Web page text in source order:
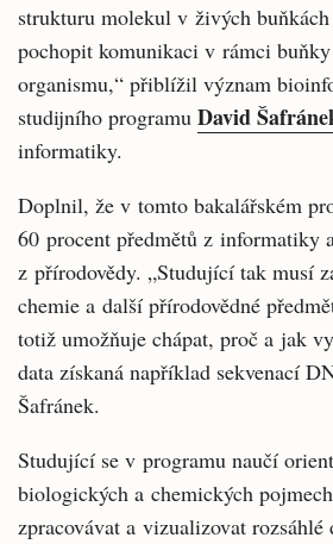
strukturu molekul v živých
pochopit komunikaci v rámci
organismu,“ přiblížil význam
studijního programu David
informatiky.
Doplnil, že v tomto bakalářském
60 procent předmětů z informatiky
z přírodovědy. „Studující tak musí
chemie a další přírodovědné
totiž umožňuje chápat, proč a jak
data získaná například sekvenací
Šafránek.
Studující se v programu naučí
biologických a chemických
zpracovávat a vizualizovat rozsáhlé